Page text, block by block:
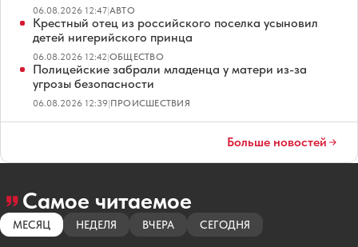
06.08.2026 12:47|АВТО
Крестный отец из российского поселка усыновил
детей нигерийского принца
06.08.2026 12:42|ОБЩЕСТВО
Полицейские забрали младенца у матери из-за
угрозы безопасности
06.08.2026 12:39|ПРОИСШЕСТВИЯ
Больше новостей
Самое читаемое
МЕСЯЦ НЕДЕЛЯ ВЧЕРА СЕГОДНЯ